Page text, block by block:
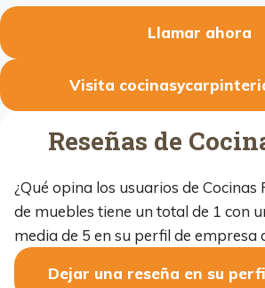
Llamar ahora
Visita
Reseñas de
¿Qué opina los usuarios de Cocinas
de muebles tiene un total de 1 con
media de 5 en su perfil de empresa
Dejar una reseña en su